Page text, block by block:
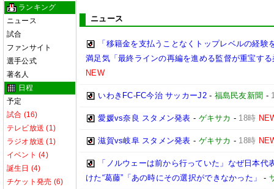
ランキング
ニュース
試合
ファンサイト
選手公式
著名人
日程
予定
試合 (16)
テレビ放送 (1)
ラジオ放送 (1)
イベント (4)
誕生日 (4)
チケット発売 (6)
ニュース
「移籍金を支払うことなくトップレベルの経
満足気「最終ラインの再編を進める監督が重宝す
NEW
いわきFC-FC今治 サッカーJ2- 福島民友新聞 -
愛媛vs奈良 スタメン発表 - ゲキサカ - 18時
滋賀vs岐阜 スタメン発表 - ゲキサカ - 18時
「ノルウェーは前から行っていた」なぜ日本
けた“葛藤”「あの時にその選択ができなかった」
-